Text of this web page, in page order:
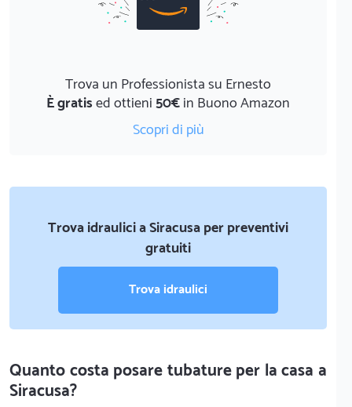
Trova un Professionista su Ernesto
È gratised ottieni50€in Buono Amazon
Scopri di più
Trova idraulici a Siracusa per preventivi
gratuiti
Trova idraulici
Quanto costa posare tubature per la casa a
Siracusa?